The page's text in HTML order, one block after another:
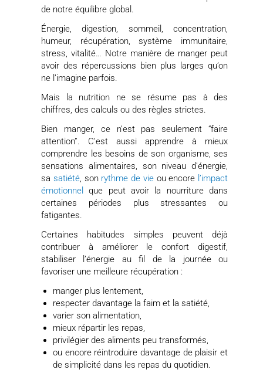
de notre équilibre global.
Énergie, digestion, sommeil, concentration,
humeur, récupération, système immunitaire,
stress, vitalité… Notre manière de manger peut
avoir des répercussions bien plus larges qu’on
ne l’imagine parfois.
Mais la nutrition ne se résume pas à des
chiffres, des calculs ou des règles strictes.
Bien manger, ce n’est pas seulement “faire
attention”. C’est aussi apprendre à mieux
comprendre les besoins de son organisme, ses
sensations alimentaires, son niveau d’énergie,
sa satiété, son rythme de vieou encore l’impact
émotionnel
que peut avoir la nourriture dans
certaines périodes plus stressantes ou
fatigantes.
Certaines habitudes simples peuvent déjà
contribuer à améliorer le confort digestif,
stabiliser l’énergie au fil de la journée ou
favoriser une meilleure récupération :
manger plus lentement,
respecter davantage la faim et la satiété,
varier son alimentation,
mieux répartir les repas,
privilégier des aliments peu transformés,
ou encore réintroduire davantage de plaisir et
de simplicité dans les repas du quotidien.